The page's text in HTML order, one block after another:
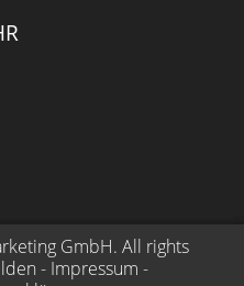
GmbH. All rights
- Impressum -